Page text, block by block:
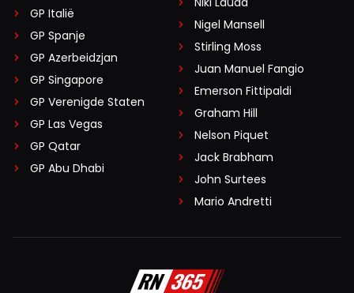
GP Italië
GP Spanje
GP Azerbeidzjan
GP Singapore
GP Verenigde Staten
GP Las Vegas
GP Qatar
GP Abu Dhabi
Nigel Mansell
Stirling Moss
Juan Manuel Fangio
Emerson Fittipaldi
Graham Hill
Nelson Piquet
Jack Brabham
John Surtees
Mario Andretti